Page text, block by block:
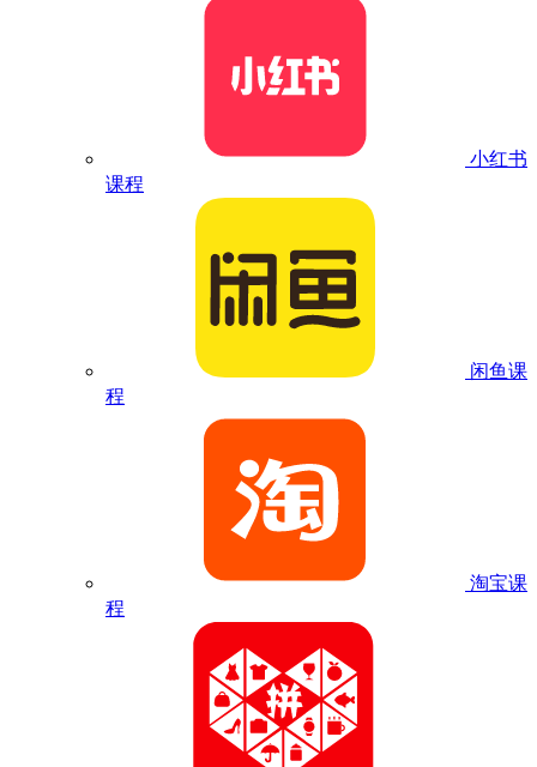
小红书
课程
闲鱼课
程
淘宝课
程